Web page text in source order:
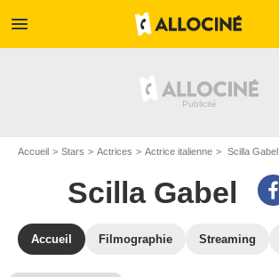
menu
Accueil Stars Actrices Actrice italienne Scilla Gabel
Scilla Gabel
Accueil Filmographie Streaming